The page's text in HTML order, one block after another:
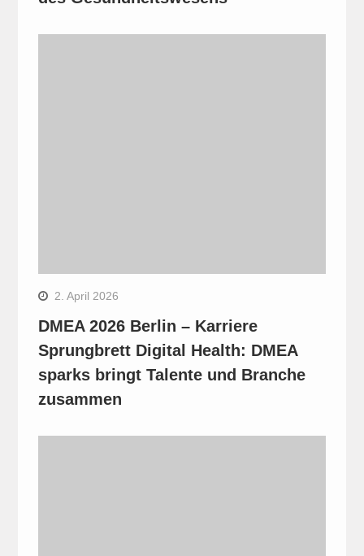
2. April 2026
DMEA 2026 Berlin – Karriere
Sprungbrett Digital Health: DMEA
sparks bringt Talente und Branche
zusammen